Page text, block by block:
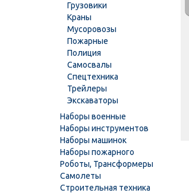
Пупс BLS 008 A-S-UA рост 44 см,
1 170,59 грн.
Грузовики
Краны
Мусоровозы
Пожарные
Полиция
Самосвалы
Спецтехника
Трейлеры
Экскаваторы
Наборы военные
Наборы инструментов
Наборы машинок
Наборы пожарного
Роботы, Трансформеры
Самолеты
Строительная техника